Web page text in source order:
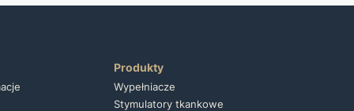
Produkty
Wypełniacze
Stymulatory tkankowe